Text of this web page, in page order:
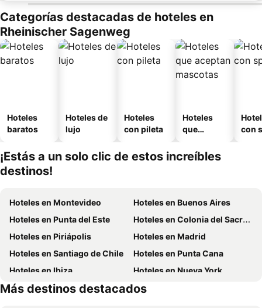
Categorías destacadas de hoteles en
Rheinischer Sagenweg
Hoteles
baratos
Hoteles de
lujo
Hoteles
con pileta
Hoteles
que
mascotas
con
¡Estás a un solo clic de estos increíbles
destinos!
Hoteles en Montevideo
Hoteles en Buenos Aires
Hoteles en Punta del Este
Hoteles en Colonia del Sacramento
Hoteles en Piriápolis
Hoteles en Madrid
Hoteles en Santiago de Chile
Hoteles en Punta Cana
Hoteles en Ibiza
Hoteles en Nueva York
Hoteles en Aruba
Hoteles en Brasil
Más destinos destacados